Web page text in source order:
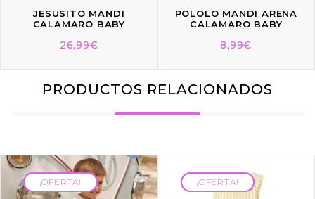
JESUSITO MANDI
CALAMARO BABY
26,99€
POLOLO MANDI ARENA
CALAMARO BABY
8,99€
PRODUCTOS RELACIONADOS
¡OFERTA!
¡OFERTA! ¡OFERTA!
¡OFERTA!